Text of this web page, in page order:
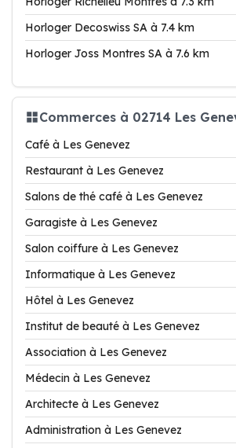
Horloger Decoswiss SA à 7.4 km
Horloger Joss Montres SA à 7.6 km
Commerces à 02714 Les
Café à Les Genevez
Restaurant à Les Genevez
Salons de thé café à Les Genevez
Garagiste à Les Genevez
Salon coiffure à Les Genevez
Informatique à Les Genevez
Hôtel à Les Genevez
Institut de beauté à Les Genevez
Association à Les Genevez
Médecin à Les Genevez
Architecte à Les Genevez
Administration à Les Genevez